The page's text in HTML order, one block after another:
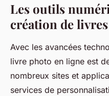
Les outils
création de
Avec les avancées
livre photo en ligne est
nombreux sites et
services de